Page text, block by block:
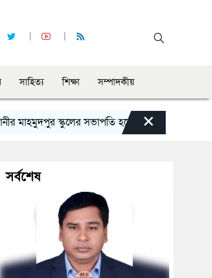
সাহিত্য শিক্ষা সম্পাদকীয়
স্কুলের সভাপতি হলেন গোবিন্দ কির্ত্তনীয়া
×
সর্বশেষ